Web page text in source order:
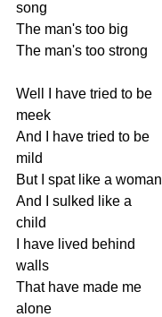
song
The man's too big
The man's too strong
Well have tried to be
meek
And
have tried to be
mild
But
spat like a woman
And
sulked like a
child
have lived behind
walls
That have made me
alone